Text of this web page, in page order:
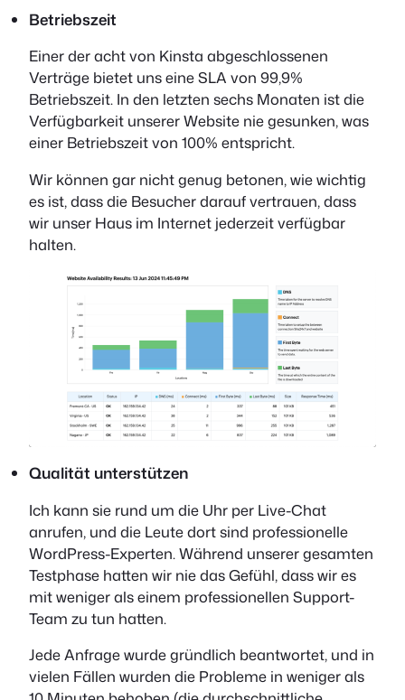
Betriebszeit
Einer der acht von Kinsta abgeschlossenen
Verträge bietet uns eine SLA von 99,9%
Betriebszeit. In den letzten sechs Monaten ist die
Verfügbarkeit unserer Website nie gesunken, was
einer Betriebszeit von 100% entspricht.
Wir können gar nicht genug betonen, wie wichtig
es ist, dass die Besucher darauf vertrauen, dass
wir unser Haus im Internet jederzeit verfügbar
halten.
Qualität unterstützen
Ich kann sie rund um die Uhr per Live-Chat
anrufen, und die Leute dort sind professionelle
WordPress-Experten. Während unserer gesamten
Testphase hatten wir nie das Gefühl, dass wir es
mit weniger als einem professionellen Support-
Team zu tun hatten.
Jede Anfrage wurde gründlich beantwortet, und in
vielen Fällen wurden die Probleme in weniger als